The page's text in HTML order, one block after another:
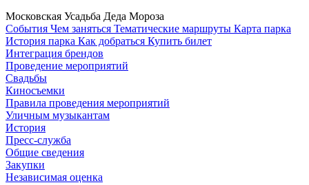
Московская Усадьба Деда Мороза
Cобытия Чем заняться Тематические маршруты Карта парка
История парка Как добраться Купить билет
Интеграция брендов
Проведение мероприятий
Свадьбы
Киносъемки
Правила проведения мероприятий
Уличным музыкантам
История
Пресс-служба
Общие сведения
Закупки
Независимая оценка